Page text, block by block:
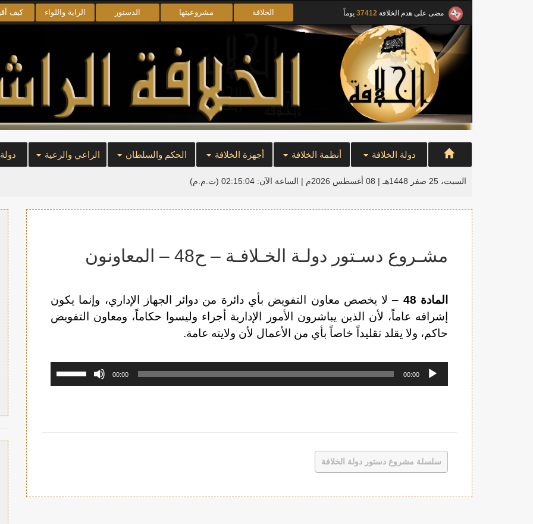
مضى على هدم الخلافة 37412 يوماً الخلافة مشروعيتها الدستور الراية واللواء كيف
دولة الخلافة أنظمة الخلافة أجهزة الخلافة الحكم والسلطان الراعي والرعية
السبت، 25 صفر 1448هـ | 08 أغسطس 2026م | الساعة الآن: 02:15:04 (ت.م.م)
مشـروع دسـتور دولـة الخـلافـة – ح48 – المعاونون
المادة 48
– لا يخصص معاون التفويض بأي دائرة من دوائر الجهاز الإداري، وإنما يكون
إشرافه عاماً، لأن الذين يباشرون الأمور الإدارية أجراء وليسوا حكاماً، ومعاون التفويض
حاكم، ولا يقلد تقليداً خاصاً بأي من الأعمال لأن ولايته عامة.
مشغل
00:00
00:00
الصوت.
سلسلة مشروع دستور دولة الخلافة